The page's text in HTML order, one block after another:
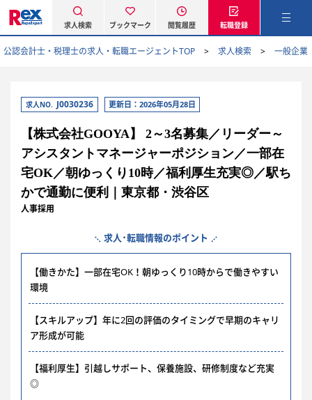
求人検索 ブックマーク 閲覧履歴 転職登録
公認会計士・税理士の求人・転職エージェントTOP 求人検索 一般企業
求人NO. J0030236 更新日：2026年05月28日
【株式会社GOOYA】 2～3名募集／リーダー～
アシスタントマネージャーポジション／一部在
宅OK／朝ゆっくり10時／福利厚生充実◎／駅ち
かで通勤に便利｜東京都・渋谷区
人事採用
求人･転職情報のポイント
【働きかた】一部在宅OK！朝ゆっくり10時からで働きやすい
環境
【スキルアップ】年に2回の評価のタイミングで早期のキャリ
ア形成が可能
【福利厚生】引越しサポート、保養施設、研修制度など充実
◎